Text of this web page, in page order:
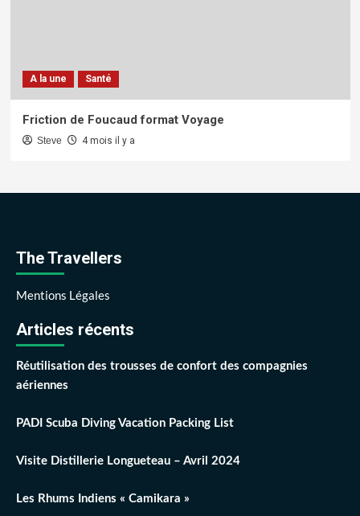
A la une Santé
Friction de Foucaud format Voyage
Steve 4 mois il y a
The Travellers
Mentions Légales
Articles récents
Réutilisation des trousses de confort des compagnies
aériennes
PADI Scuba Diving Vacation Packing List
Visite Distillerie Longueteau – Avril 2024
Les Rhums Indiens « Camikara »